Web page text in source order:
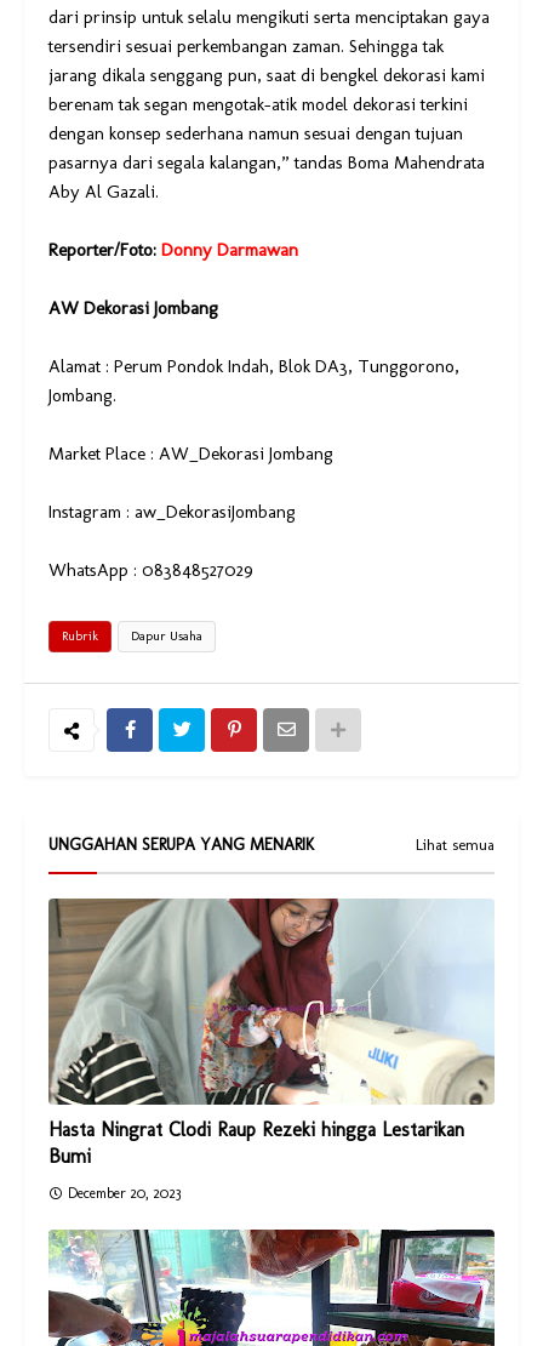
dari prinsip untuk selalu mengikuti serta menciptakan gaya
tersendiri sesuai perkembangan zaman. Sehingga tak
jarang dikala senggang pun, saat di bengkel dekorasi kami
berenam tak segan mengotak-atik model dekorasi terkini
dengan konsep sederhana namun sesuai dengan tujuan
pasarnya dari segala kalangan,” tandas Boma Mahendrata
Aby Al Gazali.
Reporter/Foto: Donny Darmawan
AW Dekorasi Jombang
Alamat : Perum Pondok Indah, Blok DA3, Tunggorono,
Jombang.
Market Place : AW_Dekorasi Jombang
Instagram : aw_DekorasiJombang
WhatsApp : 083848527029
Rubrik Dapur Usaha
UNGGAHAN SERUPA YANG MENARIK Lihat semua
Hasta Ningrat Clodi Raup Rezeki hingga Lestarikan
Bumi
December 20, 2023